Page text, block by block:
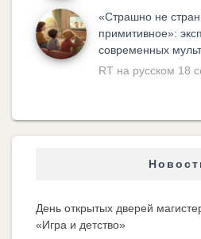
«Cтрашно не
примитивное»:
современных
RT на русском 18
День открытых дверей
«Игра и детство»